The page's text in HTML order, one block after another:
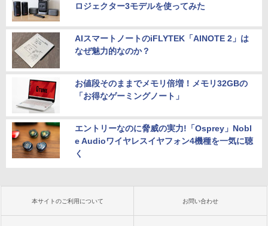
ロジェクター3モデルを使ってみた
AIスマートノートのiFLYTEK「AINOTE 2」は
なぜ魅力的なのか？
お値段そのままでメモリ倍増！メモリ32GBの
「お得なゲーミングノート」
エントリーなのに脅威の実力!「Osprey」Nobl
e Audioワイヤレスイヤフォン4機種を一気に聴
く
本サイトのご利用について お問い合わせ